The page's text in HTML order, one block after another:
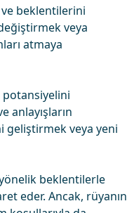
beklentilerini
veya
atmaya
potansiyelini
anlayışların
geliştirmek veya yeni
beklentilerle
eder. Ancak, rüyanın